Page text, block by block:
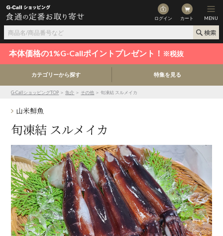
ログイン カート MENU
本体価格の1%G-Callポイントプレゼント！ ※税抜
カテゴリーから探す 特集を見る
G-CallショッピングTOP ＞魚介 ＞ その他 ＞ 旬凍結 スルメイカ
山米鮮魚
旬凍結 スルメイカ